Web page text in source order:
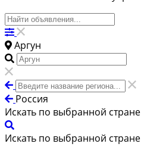
Аргун
Россия
Искать по выбранной стране
Искать по выбранной стране